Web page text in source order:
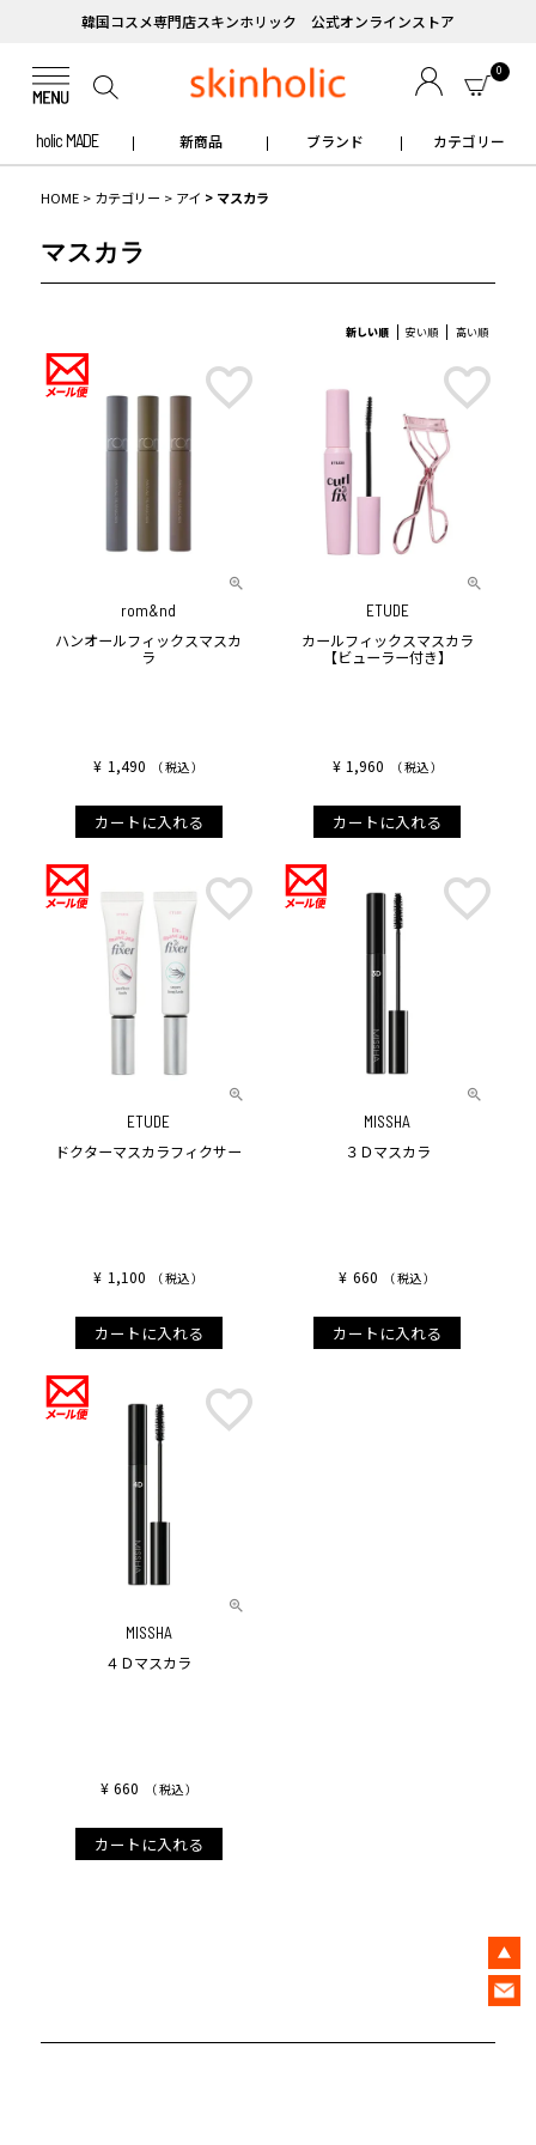
韓国コスメ専門店スキンホリック 公式オンラインストア
0
holic MADE 新商品 ブランド カテゴリー
HOME カテゴリー アイ マスカラ
マスカラ
新しい順 安い順 高い順
rom&nd
ハンオールフィックスマスカ
ラ
¥ 1,490 税込
カートに入れる
ETUDE
カールフィックスマスカラ
【ビューラー付き】
¥ 1,960 税込
カートに入れる
ETUDE
ドクターマスカラフィクサー
¥ 1,100 税込
カートに入れる
MISSHA
３Ｄマスカラ
¥ 660 税込
カートに入れる
MISSHA
４Ｄマスカラ
¥ 660 税込
カートに入れる